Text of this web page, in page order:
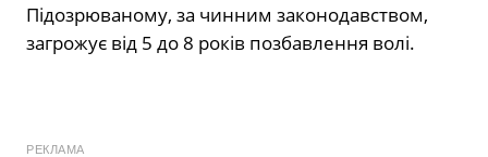
Підозрюваному, за чинним законодавством,
загрожує від 5 до 8 років позбавлення волі.
РЕКЛАМА